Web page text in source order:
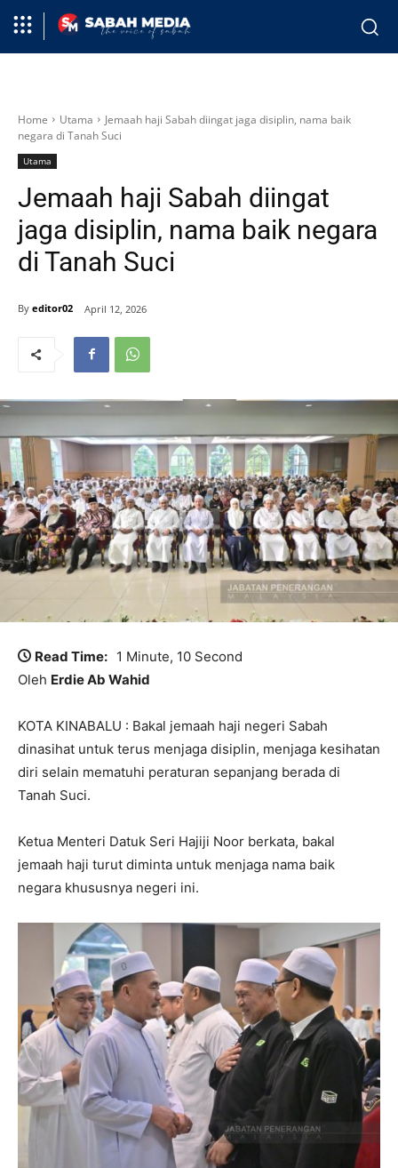
Home Utama
Jemaah haji Sabah diingat jaga disiplin, nama baik
negara di Tanah Suci
Utama
Jemaah haji Sabah diingat
jaga disiplin, nama baik negara
di Tanah Suci
By editor02 April 12, 2026
Read Time: 1 Minute, 10 Second
Oleh Erdie Ab Wahid
KOTA KINABALU : Bakal jemaah haji negeri Sabah
dinasihat untuk terus menjaga disiplin, menjaga kesihatan
diri selain mematuhi peraturan sepanjang berada di
Tanah Suci.
Ketua Menteri Datuk Seri Hajiji Noor berkata, bakal
jemaah haji turut diminta untuk menjaga nama baik
negara khususnya negeri ini.